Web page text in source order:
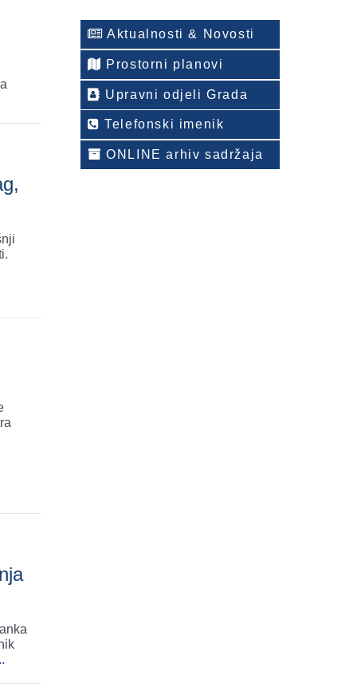
Aktualnosti & Novosti
Prostorni planovi
Upravni odjeli Grada
Telefonski imenik
ONLINE arhiv sadržaja